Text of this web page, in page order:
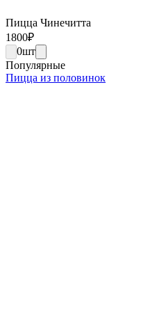
Пицца Чинечитта
1800₽
0шт
Популярные
Пицца из половинок